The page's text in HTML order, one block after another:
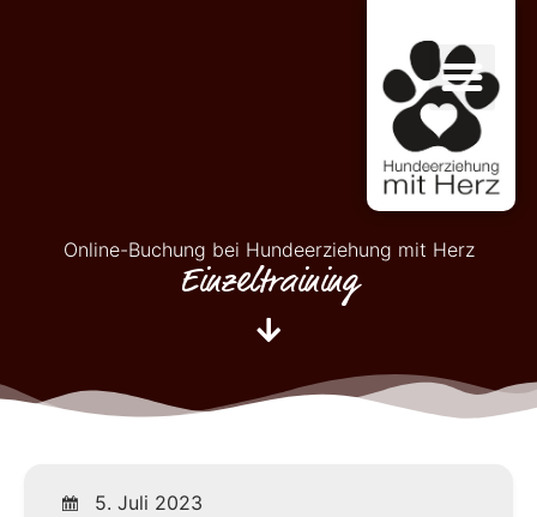
Online-Buchung bei Hundeerziehung mit Herz
Einzeltraining
5. Juli 2023